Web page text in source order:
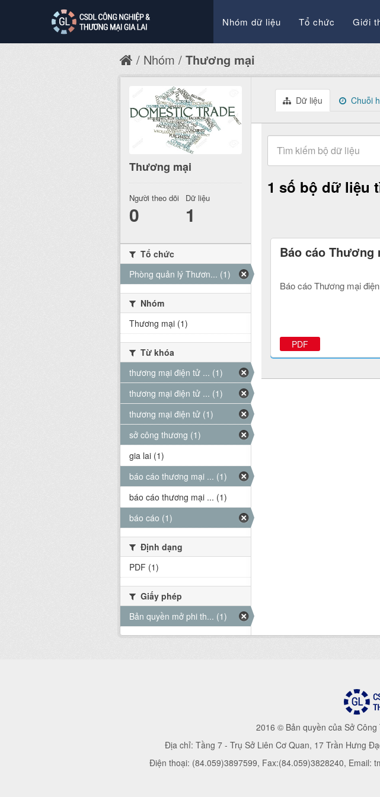
Nhóm dữ liệu Tổ chức Giới
Nhóm Thương mại
Dữ liệu Chuỗi
1 số bộ dữ liệu
Báo cáo Thương
Báo cáo Thương mại
PDF
Thương mại
Người theo dõi
0
Dữ liệu
1
Tổ chức
Phòng quản lý Thươn... (1)
Nhóm
Thương mại (1)
Từ khóa
thương mại điện tử ... (1)
thương mại điện tử ... (1)
thương mại điện tử (1)
sở công thương (1)
gia lai (1)
báo cáo thương mại ... (1)
báo cáo thương mại ... (1)
báo cáo (1)
Định dạng
PDF (1)
Giấy phép
Bản quyền mở phi th... (1)
2016 © Bản quyền của Sở
Địa chỉ: Tầng 7 - Trụ Sở Liên Cơ Quan, 17 Trần Hưng
Điện thoại: (84.059)3897599, Fax:(84.059)3828240, Email: